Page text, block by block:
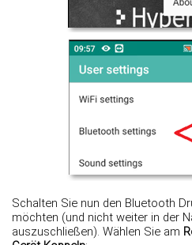
Schalten Sie nun den Bluetooth
möchten (und nicht weiter in der
auszuschließen). Wählen Sie am